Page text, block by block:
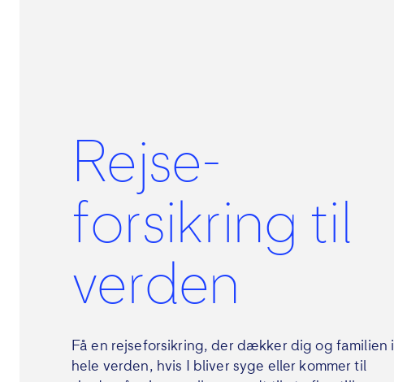
Rejse­
forsikring til
verden
Få en rejseforsikring, der dækker dig og familien i
hele verden, hvis I bliver syge eller kommer til